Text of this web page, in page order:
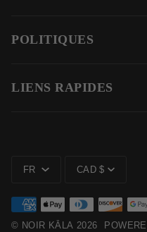
POLITIQUES
LIENS RAPIDES
FR
CAD $
© NOIR KĀLA 2026